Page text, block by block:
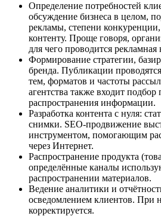
Определение потребностей
обсуждение бизнеса в целом,
рекламы, степени
контенту. Проще говоря,
для чего проводится рекламная
Формирование стратегии,
бренда. Публикации
тем, форматов и частоты
агентства также входит
распространения информации.
Разработка контента с нуля:
снимки. SEO-продвижение
инструментом, помогающим
через Интернет.
Распространение продукта
определённые каналы
распространении материалов.
Ведение аналитики и
осведомлением клиентов. При
корректируется.